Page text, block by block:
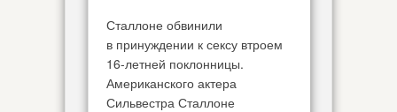
Сталлоне обвинили
в принуждении к сексу втроем
16-летней поклонницы.
Американского актера
Сильвестра Сталлоне